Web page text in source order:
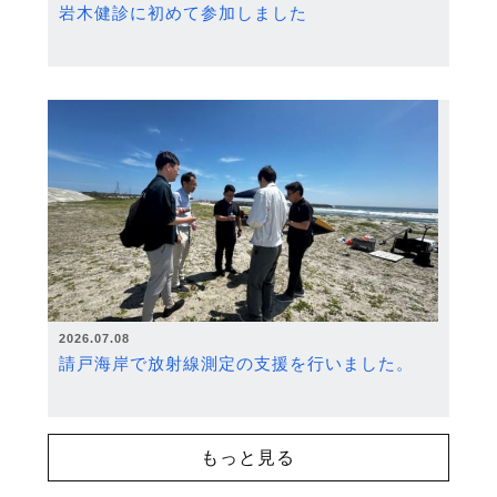
岩木健診に初めて参加しました
2026.07.08
請戸海岸で放射線測定の支援を行いました。
もっと見る